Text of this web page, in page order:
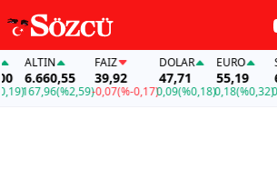
ALTIN
6.660,55
167,96(%2,59)
FAİZ
39,92
-0,07(%-0,17)
DOLAR
47,71
0,09(%0,18)
EURO
55,19
0,18(%0,32)0,24